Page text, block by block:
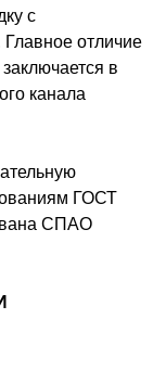
с
отличие
в
канала
ГОСТ
СПАО